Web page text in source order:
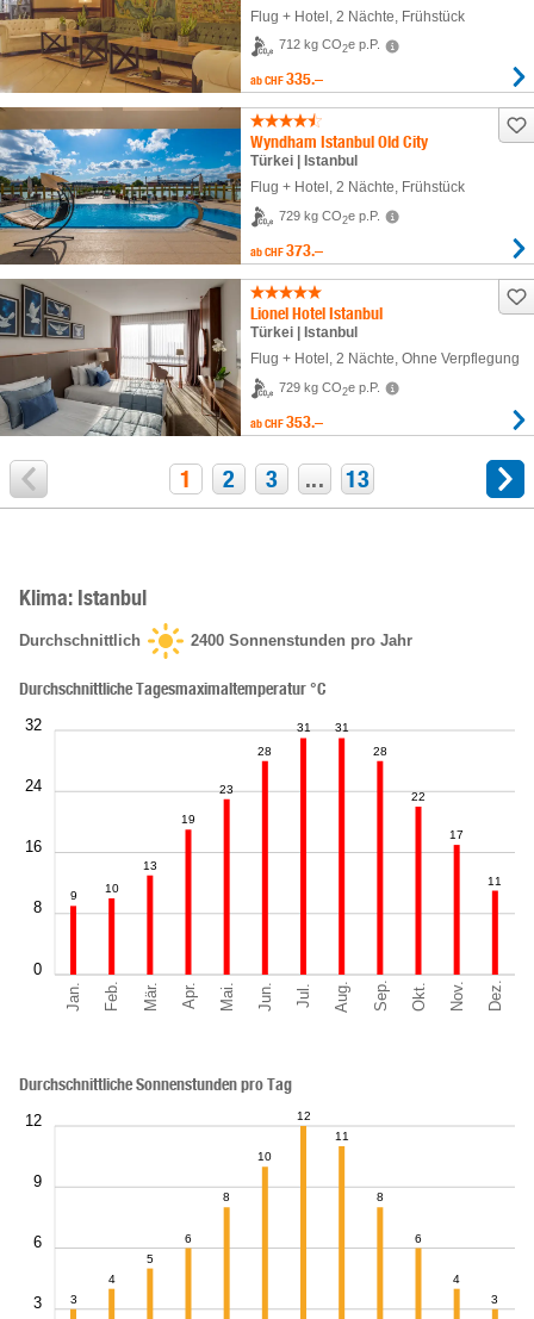
Flug + Hotel 2 Nächte , Frühstück
712 kg CO2e p.P.
ab CHF 335.–
Wyndham Istanbul Old City
Türkei | Istanbul
Flug + Hotel , 2 Nächte, Frühstück
729 kg CO2e p.P.
ab CHF 373.–
Lionel Hotel Istanbul
Türkei | Istanbul
Flug + Hotel , 2 Nächte, Ohne Verpflegung
729 kg CO2e p.P.
ab CHF 353.–
1 2 3 ... 13
Klima: Istanbul
Durchschnittlich 2400 Sonnenstunden pro Jahr
Jan. Feb. Mär. Apr. Mai. Jun. Jul. Aug. Sep. Okt. Nov. Dez.
0
8
16
24
32
Durchschnittliche Tagesmaximaltemperatur °C
9
10
13
19
23
28
31
31
28
22
17
11
3
6
9
12
Durchschnittliche Sonnenstunden pro Tag
3
4
5
6
8
10
12
11
8
6
4
3